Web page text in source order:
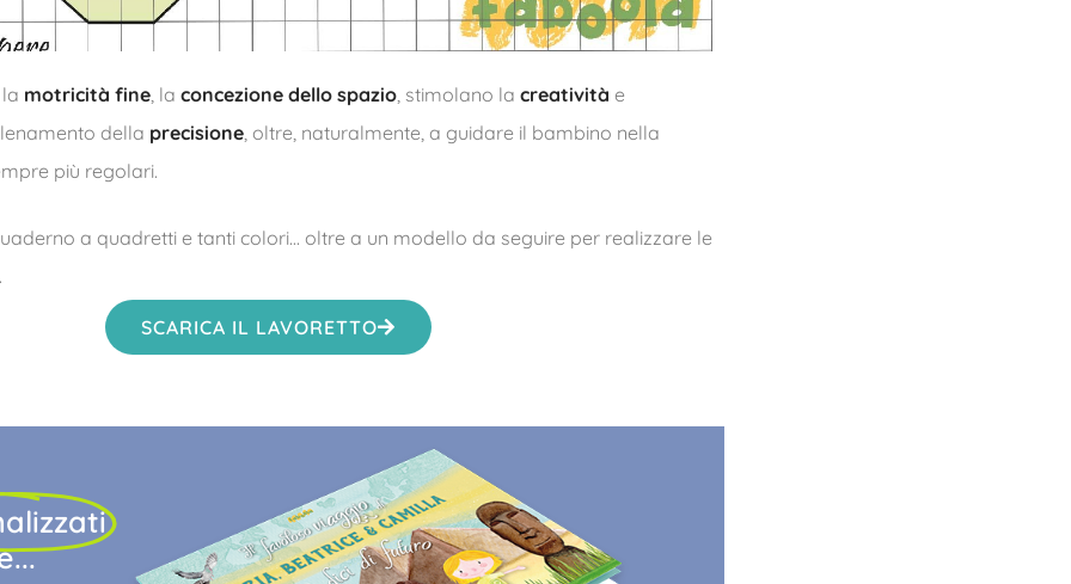
motricità fine, la concezione dello spazio, stimolano la creatività e
della precisione, oltre, naturalmente, a guidare il bambino nella
più regolari.
a quadretti e tanti colori… oltre a un modello da seguire per realizzare le
SCARICA IL LAVORETTO